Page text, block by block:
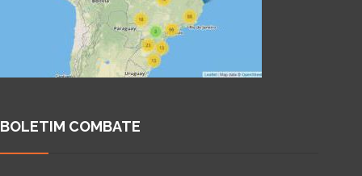
BOLETIM COMBATE